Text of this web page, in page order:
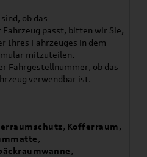
ob das
passt, bitten wir Sie,
Ihres Fahrzeuges in dem
mitzuteilen.
Fahrgestellnummer, ob das
verwendbar ist.
, Kofferraum,
,
,